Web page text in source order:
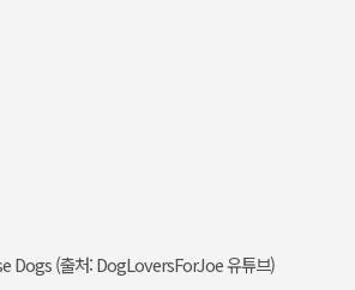
Dogs (출처: DogLoversForJoe 유튜브)